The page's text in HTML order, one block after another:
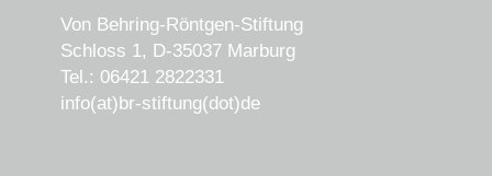
Von Behring-Röntgen-Stiftung
Schloss 1, D-35037 Marburg
Tel.: 06421 2822331
info(at)br-stiftung(dot)de